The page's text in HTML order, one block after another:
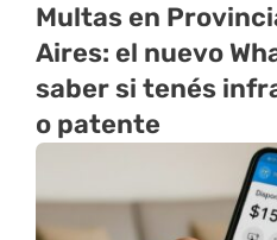
Multas en
Aires: el nuevo
saber si tenés
o patente